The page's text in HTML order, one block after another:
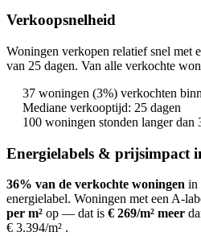
Verkoopsnelheid
Woningen verkopen relatief snel met
van 25 dagen. Van alle verkochte
37 woningen (3%) verkochten
Mediane verkooptijd: 25 dagen
100 woningen stonden langer dan
Energielabels & prijsimpact
36% van de verkochte woningen in
energielabel. Woningen met een A-
per m² op — dat is € 269/m² meer
€ 3.394/m² .